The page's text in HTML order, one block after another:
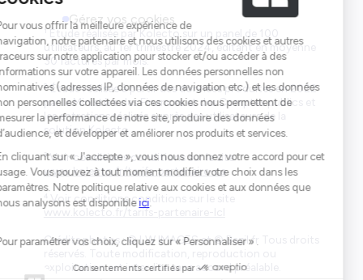
Gérez vos cookies
¹ Étude réalisée par Kolecto sur un panel de 100
utilisateurs, au 1er trimestre 2024, éditant en moyenne
30 factures par mois.
² Étude réalisée à partir des données produites en 2022
par le Ministère des Finances et des Comptes publics et
les entretiens réalisés auprès des utilisateurs de la
solution Kolecto.
³ Voir conditions conditions sur le site
www.kolecto.fr/tarifs-partenaire-ca
⁴ Voir conditions conditions sur le site
www.kolecto.fr/tarifs-partenaire-lcl
Crédits photos : © LW IMAGES et © Bazil.fr Tous droits
exploitation est interdite sans accord préalable.